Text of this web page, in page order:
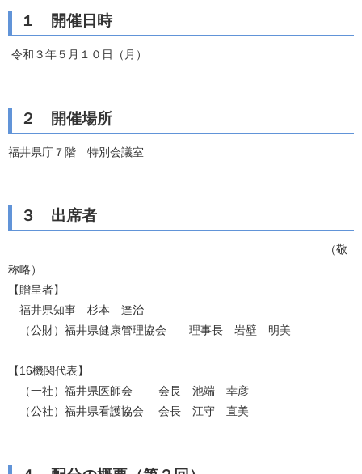
１ 開催日時
令和３年５月１０日（月）
２ 開催場所
福井県庁７階 特別会議室
３ 出席者
（敬
称略）
【贈呈者】
福井県知事 杉本 達治
（公財）福井県健康管理協会 理事長 岩壁 明美
【16機関代表】
（一社）福井県医師会 会長 池端 幸彦
（公社）福井県看護協会 会長 江守 直美